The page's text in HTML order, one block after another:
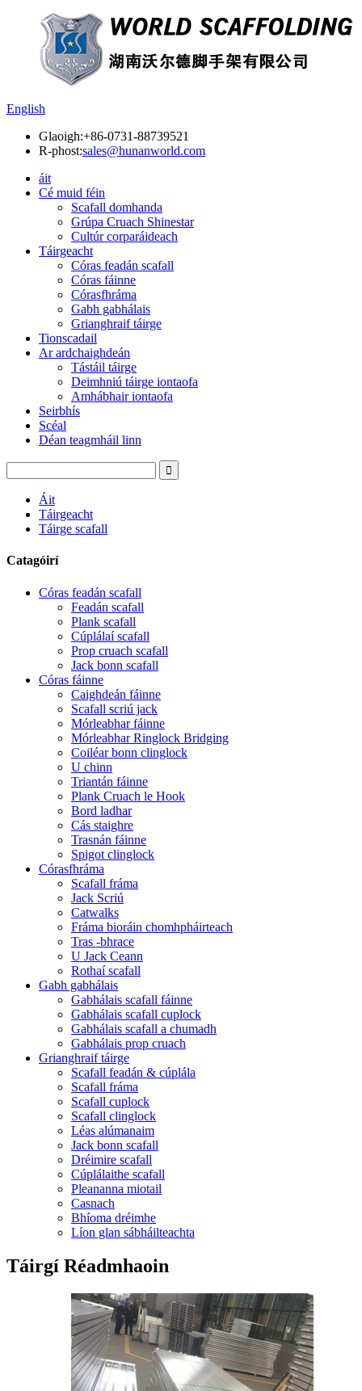
English
Glaoigh:+86-0731-88739521
R-phost:sales@hunanworld.com
áit
Cé muid féin
Scafall domhanda
Grúpa Cruach Shinestar
Cultúr corparáideach
Táirgeacht
Córas feadán scafall
Córas fáinne
Córasfhráma
Gabh gabhálais
Grianghraif táirge
Tionscadail
Ar ardchaighdeán
Tástáil táirge
Deimhniú táirge iontaofa
Amhábhair iontaofa
Seirbhís
Scéal
Déan teagmháil linn
Áit
Táirgeacht
Táirge scafall
Catagóirí
Córas feadán scafall
Feadán scafall
Plank scafall
Cúplálaí scafall
Prop cruach scafall
Jack bonn scafall
Córas fáinne
Caighdeán fáinne
Scafall scriú jack
Mórleabhar fáinne
Mórleabhar Ringlock Bridging
Coiléar bonn clinglock
U chinn
Triantán fáinne
Plank Cruach le Hook
Bord ladhar
Cás staighre
Trasnán fáinne
Spigot clinglock
Córasfhráma
Scafall fráma
Jack Scriú
Catwalks
Fráma bioráin chomhpháirteach
Tras -bhrace
U Jack Ceann
Rothaí scafall
Gabh gabhálais
Gabhálais scafall fáinne
Gabhálais scafall cuplock
Gabhálais scafall a chumadh
Gabhálais prop cruach
Grianghraif táirge
Scafall feadán & cúplála
Scafall fráma
Scafall cuplock
Scafall clinglock
Léas alúmanaim
Jack bonn scafall
Dréimire scafall
Cúplálaithe scafall
Pleananna miotail
Casnach
Bhíoma dréimhe
Líon glan sábháilteachta
Táirgí Réadmhaoin